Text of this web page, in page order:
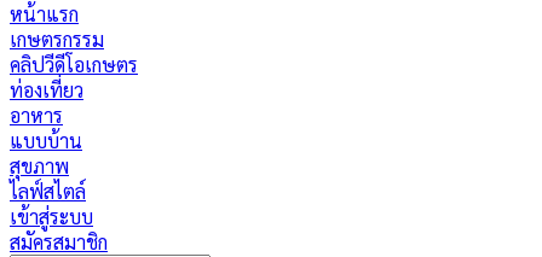
หน้าแรก
เกษตรกรรม
คลิปวีดีโอเกษตร
ท่องเที่ยว
อาหาร
แบบบ้าน
สุขภาพ
ไลฟ์สไตล์
เข้าสู่ระบบ
สมัครสมาชิก